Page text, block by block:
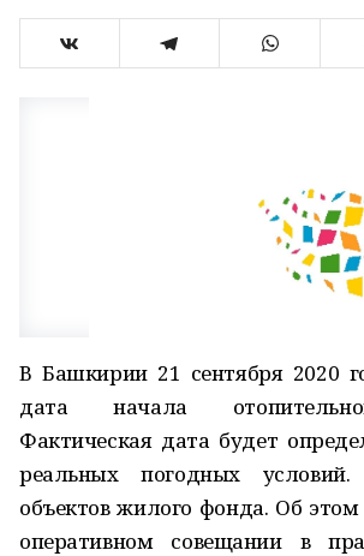
В Башкирии 21 сентября 2020
дата начала
Фактическая дата будет
реальных погодных условий.
объектов жилого фонда. Об этом
оперативном совещании в